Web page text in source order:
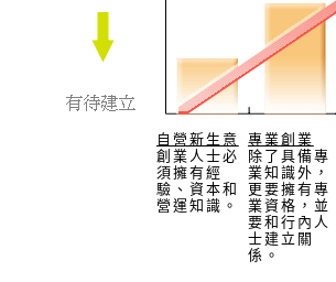
自營新生意
創業人士必
須擁有經
驗、資本和
營運知識。
專業創業
除了具備專
業知識外，
更要擁有專
業資格，並
要和行內人
士建立關
係。